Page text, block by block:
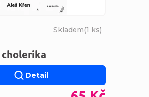
Skladem(1 ks)
Detail